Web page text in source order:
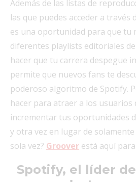
Además de las listas de
las que puedes acceder a través
es una oportunidad para que tu
diferentes playlists editoriales
hacer que tu carrera despegue
permite que nuevos fans te
poderoso algoritmo de Spotify.
hacer para atraer a los usuarios
incrementar tus oportunidades
y otra vez en lugar de
sola vez? Groover está aquí
Spotify, el líder